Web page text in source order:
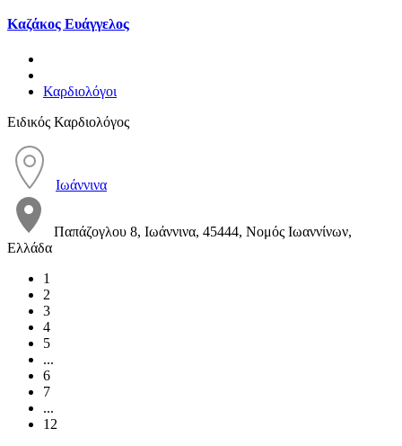
Καζάκος Ευάγγελος
Καρδιολόγοι
Ειδικός Καρδιολόγος
Ιωάννινα
Παπάζογλου 8, Ιωάννινα, 45444, Νομός Ιωαννίνων,
Ελλάδα
1
2
3
4
5
...
6
7
...
12